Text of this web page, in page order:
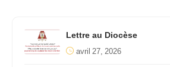
Lettre au Diocèse
avril 27, 2026